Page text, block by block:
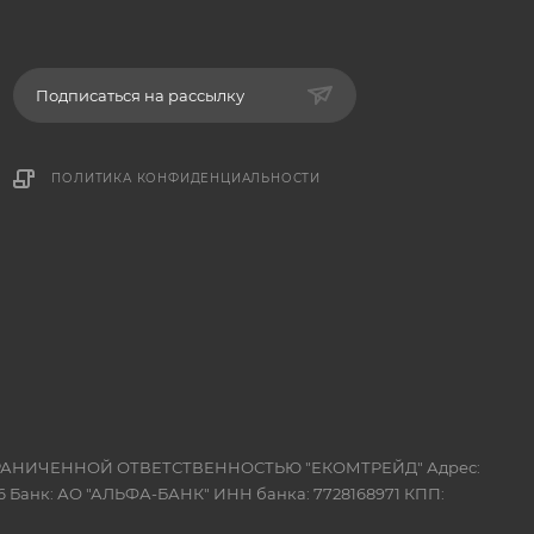
Подписаться на рассылку
ПОЛИТИКА КОНФИДЕНЦИАЛЬНОСТИ
ОТВЕТСТВЕННОСТЬЮ "ЕКОМТРЕЙД" Адрес:
АО "АЛЬФА-БАНК" ИНН банка: 7728168971 КПП: